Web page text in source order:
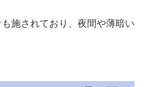
施されており、夜間や薄暗い